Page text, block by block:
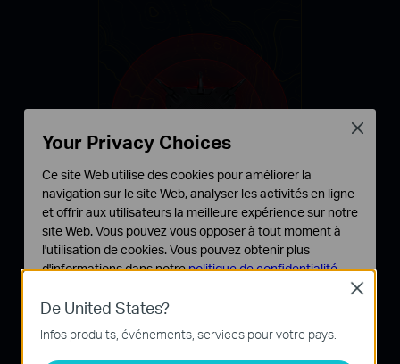
WiFi longue portée
De United States?
Infos produits, événements, services pour votre pays.
Close
Your Privacy Choices
Ce site Web utilise des cookies pour améliorer la
navigation sur le site Web, analyser les activités en ligne
et offrir aux utilisateurs la meilleure expérience sur notre
site Web. Vous pouvez vous opposer à tout moment à
l'utilisation de cookies. Vous pouvez obtenir plus
d'informations dans notrepolitique de confidentialité.
Cookies basiques
Ces cookies sont nécessaires au fonctionnement du
site Web et ne peuvent pas être désactivés dans vos
Close